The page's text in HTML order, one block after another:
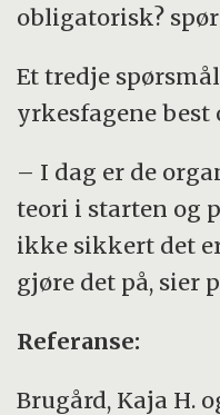
obligatorisk?
Et tredje
yrkesfagene best
– I dag er de
teori i starten og
ikke sikkert det
gjøre det på, sier
Referanse:
Brugård, Kaja H.